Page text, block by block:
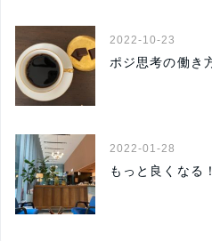
2022-10-23
ポジ思考の働き
2022-01-28
もっと良くなる！